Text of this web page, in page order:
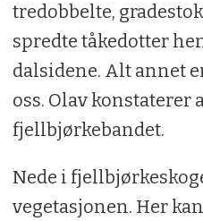
tredobbelte,
spredte tåkedotter
dalsidene. Alt annet
oss. Olav konstaterer
fjellbjørkebandet.
Nede i
vegetasjonen. Her